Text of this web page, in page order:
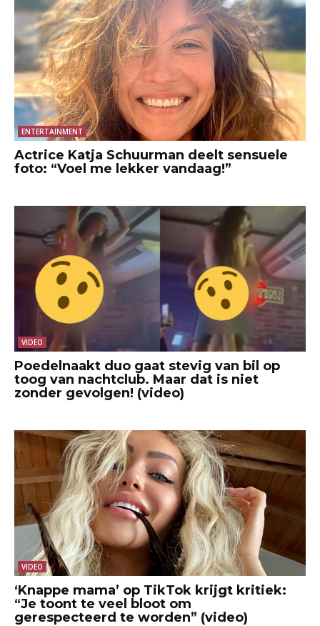
ENTERTAINMENT
Actrice Katja Schuurman deelt sensuele
foto: “Voel me lekker vandaag!”
VIDEO
Poedelnaakt duo gaat stevig van bil op
toog van nachtclub. Maar dat is niet
zonder gevolgen! (video)
VIDEO
‘Knappe mama’ op TikTok krijgt kritiek:
“Je toont te veel bloot om
gerespecteerd te worden” (video)